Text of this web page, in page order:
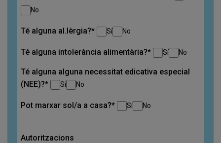
No
Té alguna al.lèrgia?* Sí No
Té alguna intolerància alimentària?* Sí No
Té alguna alguna necessitat edicativa especial
(NEE)?*
Sí No
Pot marxar sol/a a casa?* Sí No
Autoritzacions